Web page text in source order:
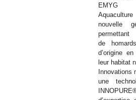
EMYG
nouvelle
de
d’origine
leur habitat
Innovations
une